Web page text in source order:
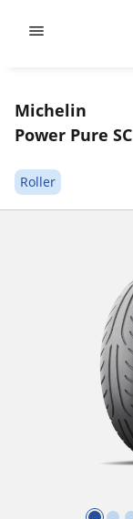
Michelin
Power Pure SC
Roller